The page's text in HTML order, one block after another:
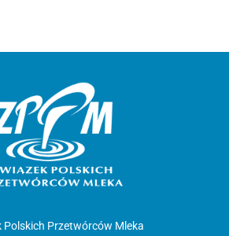
Polskich Przetwórców Mleka